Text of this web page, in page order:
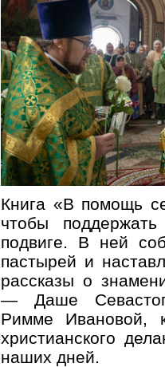
Книга «В помощь
чтобы
подвиге. В ней
пастырей и
рассказы о
— Даше
Римме Ивановой,
христианского
наших дней.